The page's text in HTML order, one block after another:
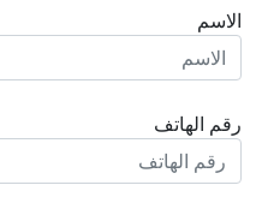
الاسم
رقم الهاتف